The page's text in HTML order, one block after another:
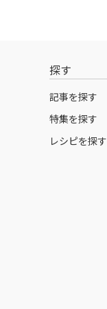
探す
記事を探す
特集を探す
レシピを探す